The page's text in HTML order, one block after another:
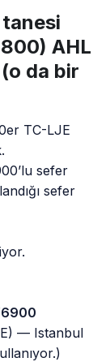
AHL
da bir
TC-LJE
sefer
sefer
— Istanbul